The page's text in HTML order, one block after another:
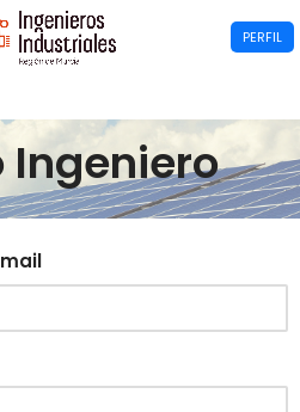
PERFIL
Ingeniero